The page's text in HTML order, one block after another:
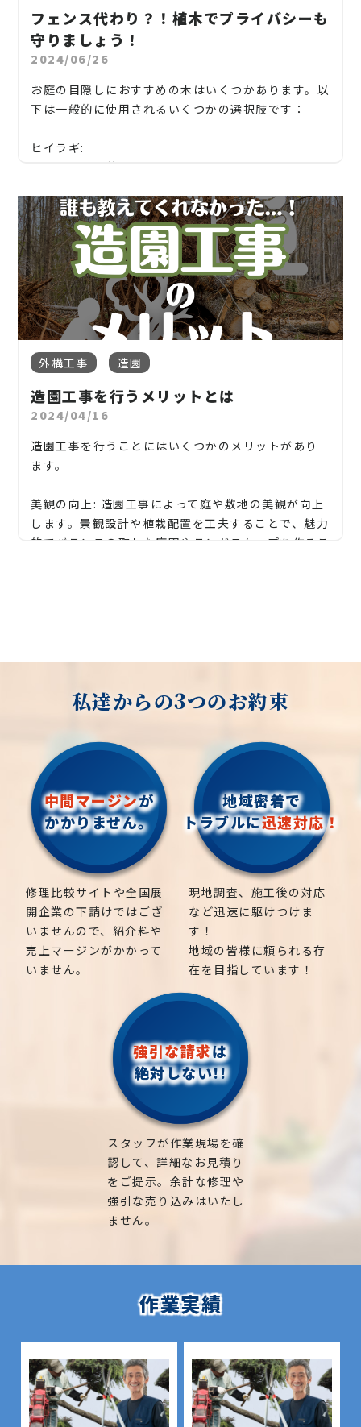
グレープフルーツの木、カツラの木、柿、みかん、グ
ミ、エゴノキ、ハナミズキ、ジューンベリー、ヤマボ
ウシ、カイズカ、花梨、クロガネモチ、ベニカナメ、
サザンカ、ホルトノキ、つつじ、コデマリ
芝生には栄養が必要ですので、適切な肥料を施肥する
ことが重要です。施肥の頻度と種類は芝生の種類や地
域によって異なりますが、通常は春と秋に施肥するこ
除草:
要です。手作業で雑草を取り除くか、必要に応じて除
通気と土壌改良:
芝生の健康を維持するためには、土壌を通気性の良
い状態に保つことが重要です。芝生を定期的にエアレ
ーションし、土壌に必要な酸素や水が浸透しやすく
します。また、必要に応じて土壌改良剤を追加するこ
とも効果的です。
これらの手入れを定期的に行うことで、美しい芝生を
維持することができます。
い！
当社では造園工事はもちろんのこと、外構工事やエク
ステリア工事まで自社で一気通貫で行っております。
見積もりは無料ですので、お庭のことなら当社にお気
軽にご連絡ください！
お庭や木に関するお悩みに全力でご対応させて頂き
木、高木、植栽の年間管理なども対応しております
ので、
お気軽にお問い合わせください！
松、スギ、クスノキ、くろがねもち、もみの木、どん
ぐりの木、竹、柿の木、オリーブ、もみじ、柿の木、
金木犀、アカシア、シダレエゴノキ、コニファー、
梅、かしの木、ブルーアイス、クチナシ、ナンテン、
クスノキ、 薪の木、ケヤキ、コノデカシワ、マキの
木、桜、ゴールドクレスト、アオハダ、いちじく、椰
子の木、ゴールデンアカシア、紅葉、シマトネリコ、
グレープフルーツの木、カツラの木、柿、みかん、グ
ミ、エゴノキ、ハナミズキ、ジューンベリー、ヤマボ
ウシ、カイズカ、花梨、クロガネモチ、ベニカナメ、
フェンス代わり？！植木でプライバシーも
守りましょう！
2024/06/26
お庭の目隠しにおすすめの木はいくつかあります。以
下は一般的に使用されるいくつかの選択肢です：
ヒイラギ:
ヒイラギは繁茂しやすく、密生するため、目隠しに
視覚的にも効果的です。
スギ:
スギは高く成長し、密度の高い枝を持つため、目隠
しに適しています。また、四季折々の美しい姿を楽し
むことができます。
モクレン:
モクレンは美しい花を咲かせることで知られていま
期が終わった後も緑の葉が豊かに残ります。
カエデ:
カエデは多くの種類がありますが、特に赤や黄色な
しています。
ハイビスカス:
【青森県】青森県弘前市、鯵ヶ沢町
その他青森県内対応
地域密着で伐採・抜根・剪定・草刈りなどのお庭の
こと、造園・植木屋をお探しなら当社にご相談くださ
い！
当社では造園工事はもちろんのこと、外構工事やエク
ステリア工事まで自社で一気通貫で行っております。
見積もりは無料ですので、お庭のことなら当社にお気
お庭や木に関するお悩みに全力でご対応させて頂き
ます！
ぐりの木、竹、柿の木、オリーブ、もみじ、柿の木、
金木犀、アカシア、シダレエゴノキ、コニファー、
クスノキ、 薪の木、ケヤキ、コノデカシワ、マキの
木、桜、ゴールドクレスト、アオハダ、いちじく、椰
子の木、ゴールデンアカシア、紅葉、シマトネリコ、
グレープフルーツの木、カツラの木、柿、みかん、グ
ミ、エゴノキ、ハナミズキ、ジューンベリー、ヤマボ
ウシ、カイズカ、花梨、クロガネモチ、ベニカナメ、
サザンカ、ホルトノキ、つつじ、コデマリ
外構工事 造園
造園工事を行うメリットとは
2024/04/16
造園工事を行うことにはいくつかのメリットがあり
ます。
美観の向上: 造園工事によって庭や敷地の美観が向上
します。景観設計や植栽配置を工夫することで、魅力
的でバランスの取れた庭園やランドスケープを作るこ
すい空間を作ることができます。
価値の向上: 造園工事によって庭や敷地の価値が向上
します。美しい庭園やランドスケープは不動産の魅力
快適性の向上: 造園工事によって快適性が向上しま
す。適切な植栽や構造物の配置によって、日陰や風の
遮断、プライバシーの確保など、居住環境をより快適
にすることができます。
環境への貢献: 造園工事は環境への貢献にもつながり
ます。植栽や水景の設置によって、生態系の多様性を
促進し、地域の生態系を保護することができます。ま
た、適切な植栽によって二酸化炭素の吸収や気温の調
整など、環境へのプラスの影響を与えることができま
す。
のこと外構工事やエクステリア工事まで自社で一気
査で無駄なコストは削減し、お客様に寄り添ったお
お庭のことなら当社にお気軽にご連絡ください！
お庭や木に関するお悩みに全力でご対応させて頂き
ます。
見積りは無料ですので、相場や費用などのお問い合わ
せやご相談はお気軽にご連絡ください。
青森県五所川原市、鯵ヶ沢町】青森県五所川原市
地域密着で伐採・剪定などの造園屋、植木屋をお探
しなら当社にご相談ください。
外構工事・エクステリア工事も一式ご対応可能で
作業事例も多数ご紹介しておりますので
ご覧ください。
は、気軽に何でも相談できる
青森県五所川原市、鯵ヶ沢町】青森県五所川原市
での造園・植木屋さんとして、地域の皆様のお庭のお
悩みにしっかりお答えして様々な問題を解決し、お
客様の大切な緑の空間をしっかりお守りさせていた
庭木や植木などの緑はすべて生き物ですので、それら
大限に活かせるよう、しっかりサポートさせていた
用についても正確なお見積りをご提出させていただき
ます。
まずはお気軽に何なりとお問合せください。
私達からの3つのお約束
中間マージンが
かかりません。
修理比較サイトや全国展
開企業の下請けではござ
いませんので、紹介料や
売上マージンがかかって
いません。
地域密着で
トラブルに迅速対応！
現地調査、施工後の対応
など迅速に駆けつけま
す！
地域の皆様に頼られる存
在を目指しています！
強引な請求は
絶対しない!!
スタッフが作業現場を確
認して、詳細なお見積り
をご提示。余計な修理や
強引な売り込みはいたし
ません。
作業実績